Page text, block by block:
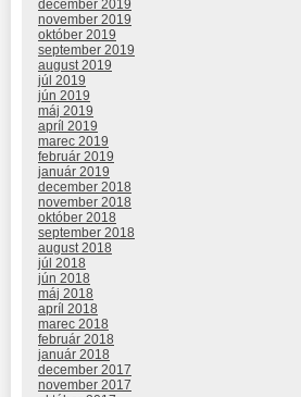
december 2019
november 2019
október 2019
september 2019
august 2019
júl 2019
jún 2019
máj 2019
apríl 2019
marec 2019
február 2019
január 2019
december 2018
november 2018
október 2018
september 2018
august 2018
júl 2018
jún 2018
máj 2018
apríl 2018
marec 2018
február 2018
január 2018
december 2017
november 2017